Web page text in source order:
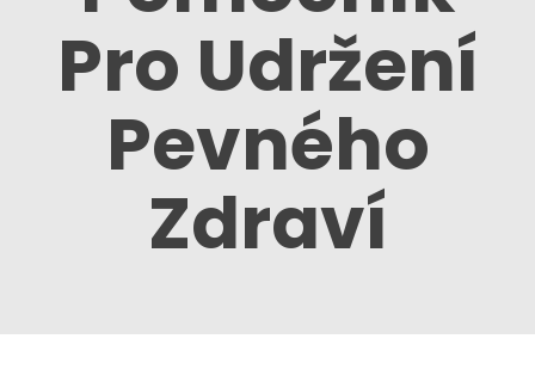
Pro Udržení
Pevného
Zdraví